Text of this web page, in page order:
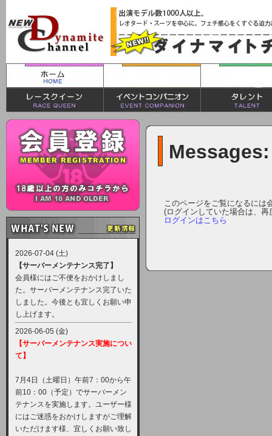
2026-07-04 (土)
【サーバーメンテナンス完了】
会員様にはご不便をおかけしまし
た。サーバーメンテナンス完了いた
しました。今後とも宜しくお願い申
し上げます。
2026-06-05 (金)
【サーバーメンテナンス実施につい
て】
7月4日（土曜日）午前7：00から午
前10：00（予定）でサーバーメン
テナンスを実施します。ユーザー様
にはご迷惑をおかけしますがご理解
いただけます様、宜しくお願い致し
Messages:
このページをご覧になるには
(ログインしていた場合は、
ログインはこちら